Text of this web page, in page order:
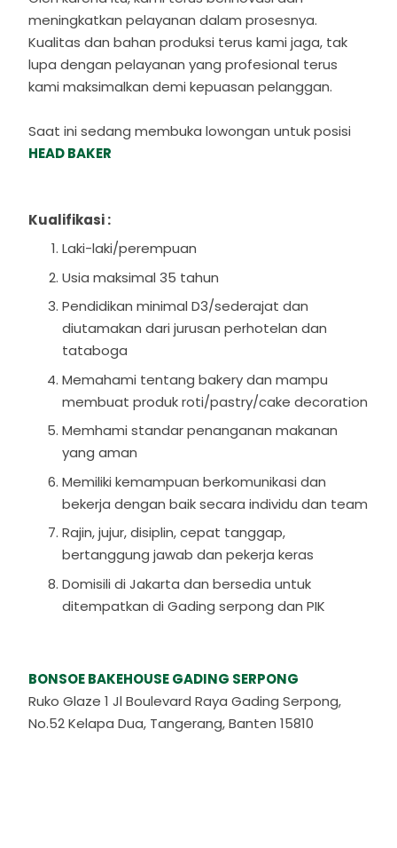
meningkatkan pelayanan dalam prosesnya.
Kualitas dan bahan produksi terus kami jaga, tak
lupa dengan pelayanan yang profesional terus
kami maksimalkan demi kepuasan pelanggan.
Saat ini sedang membuka lowongan untuk posisi
HEAD BAKER
Kualifikasi :
Laki-laki/perempuan
Usia maksimal 35 tahun
Pendidikan minimal D3/sederajat dan
diutamakan dari jurusan perhotelan dan
tataboga
Memahami tentang bakery dan mampu
membuat produk roti/pastry/cake decoration
Memhami standar penanganan makanan
yang aman
Memiliki kemampuan berkomunikasi dan
bekerja dengan baik secara individu dan team
Rajin, jujur, disiplin, cepat tanggap,
bertanggung jawab dan pekerja keras
Domisili di Jakarta dan bersedia untuk
ditempatkan di Gading serpong dan PIK
BONSOE BAKEHOUSE GADING SERPONG
Ruko Glaze 1 Jl Boulevard Raya Gading Serpong,
No.52 Kelapa Dua, Tangerang, Banten 15810